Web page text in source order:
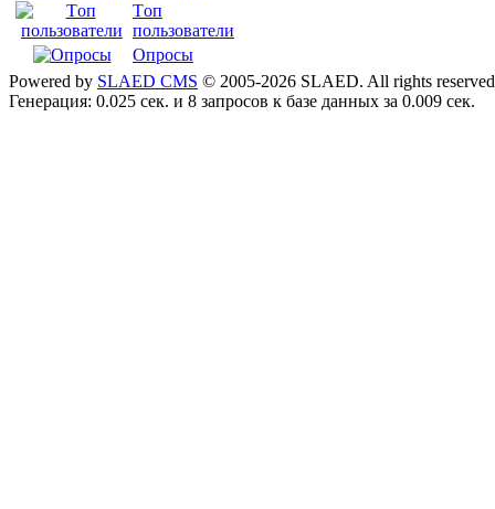
Tоп
пользователи
Опросы
Powered by SLAED CMS © 2005-2026 SLAED. All rights
Генерация: 0.025 сек. и 8 запросов к базе данных за 0.009 сек.